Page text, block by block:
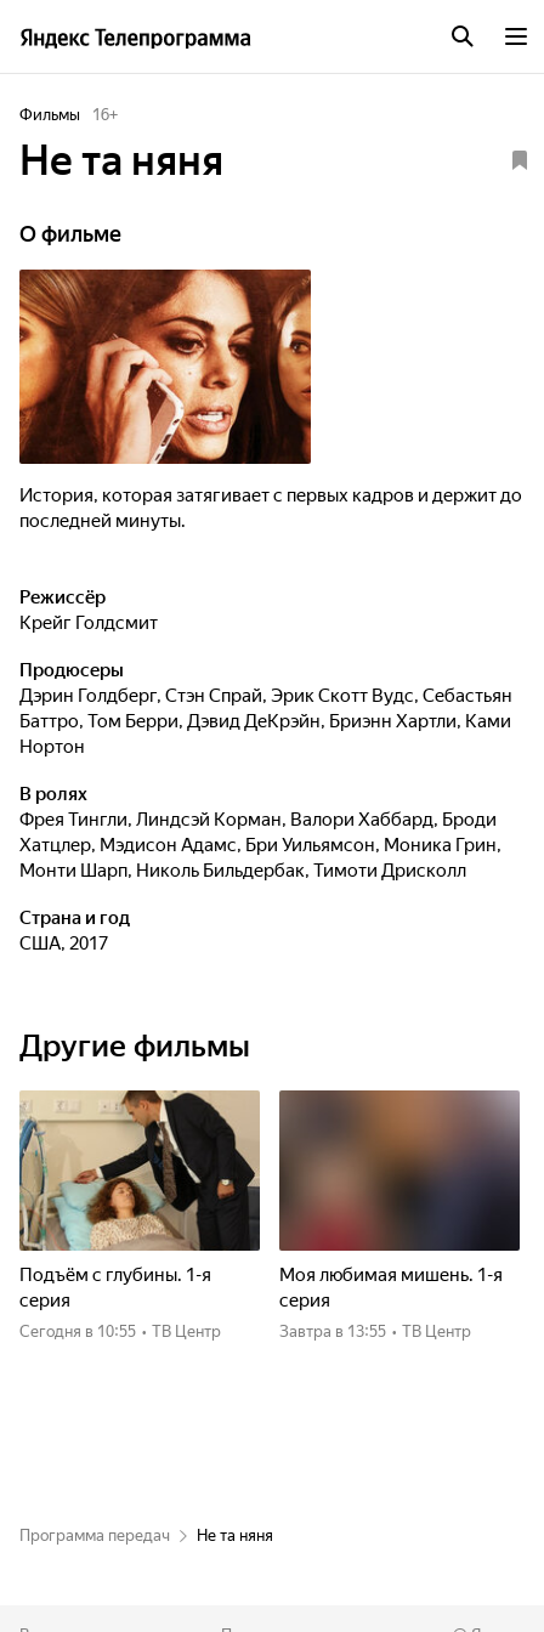
Фильмы 16+
Не та няня
О фильме
История, которая затягивает с первых кадров и держит до
последней минуты.
Режиссёр
Крейг Голдсмит
Продюсеры
Дэрин Голдберг, Стэн Спрай, Эрик Скотт Вудс, Себастьян
Баттро, Том Берри, Дэвид ДеКрэйн, Бриэнн Хартли, Ками
Нортон
В ролях
Фрея Тингли, Линдсэй Корман, Валори Хаббард, Броди
Хатцлер, Мэдисон Адамс, Бри Уильямсон, Моника Грин,
Монти Шарп, Николь Бильдербак, Тимоти Дрисколл
Страна и год
США, 2017
Другие фильмы
Подъём с глубины. 1-я
серия
Сегодня в 10:55 • ТВ Центр
Моя любимая мишень. 1-я
серия
Завтра в 13:55 • ТВ Центр
Программа передач Не та няня